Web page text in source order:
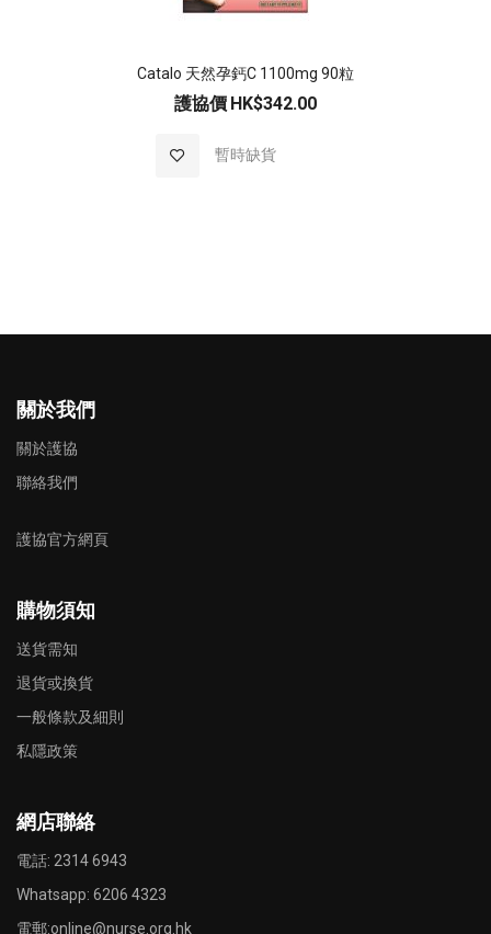
Catalo 天然孕鈣C 1100mg 90粒
護協價 HK$342.00
暫時缺貨
加入至願望清單
關於我們
關於護協
聯絡我們
護協官方網頁
購物須知
送貨需知
退貨或換貨
一般條款及細則
私隱政策
網店聯絡
電話: 2314 6943
Whatsapp: 6206 4323
電郵:online@nurse.org.hk